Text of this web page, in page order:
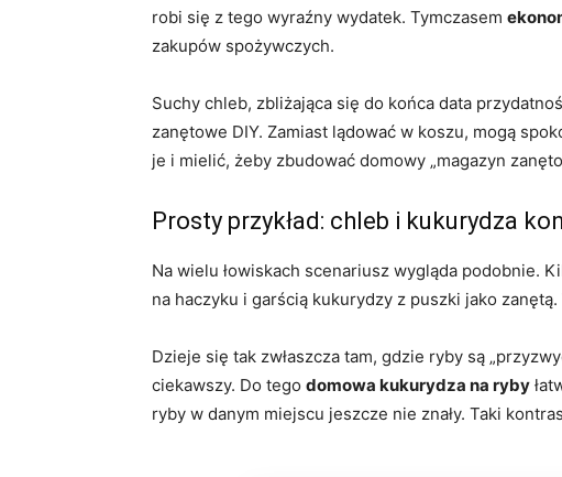
robi się z tego wyraźny wydatek. Tymczasem
zakupów spożywczych.
Suchy chleb, zbliżająca się do końca data
zanętowe DIY. Zamiast lądować w koszu, mogą
je i mielić, żeby zbudować domowy „magazyn
Prosty przykład: chleb i kukurydza
Na wielu łowiskach scenariusz wygląda podobnie.
na haczyku i garścią kukurydzy z puszki jako
Dzieje się tak zwłaszcza tam, gdzie ryby są
ciekawszy. Do tego domowa kukurydza na ryby
ryby w danym miejscu jeszcze nie znały. Taki